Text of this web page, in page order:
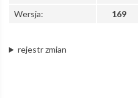
Kolej
Wersja: 169
rejestr zmian